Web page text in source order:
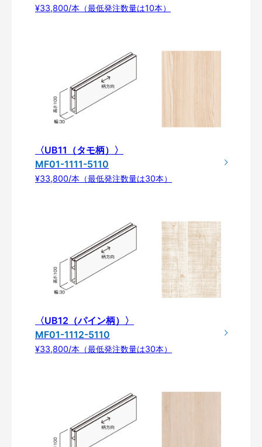
¥33,800/本（最低発注数量は10本）
〈UB11（タモ柄）〉
MF01-1111-5110
¥33,800/本（最低発注数量は30本）
〈UB12（パイン柄）〉
MF01-1112-5110
¥33,800/本（最低発注数量は30本）